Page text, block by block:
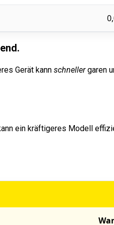
Gerät kann schnellergaren
ein kräftigeres Modell